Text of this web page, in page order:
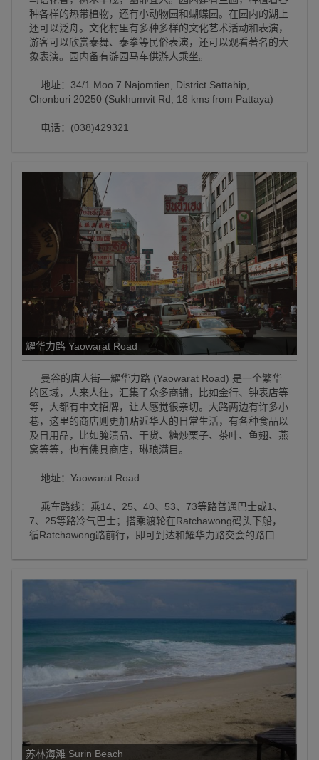
种各样的热带植物，还有小动物园和蝴蝶园。在园内的湖上
还可以泛舟。文化村里有多种多样的文化艺术活动和表演，
游客可以欣赏泰舞、泰拳等民俗表演，还可以观看著名的大
象表演。园内备有游园马车供游人乘坐。
地址：34/1 Moo 7 Najomtien, District Sattahip,
Chonburi 20250 (Sukhumvit Rd, 18 kms from Pattaya)
电话：(038)429321
耀华力路 Yaowarat Road
曼谷的唐人街—耀华力路 (Yaowarat Road) 是一个繁华
的区域，人来人往，汇集了众多商铺，比如金行、钟表店等
等，大都有中文招牌，让人感觉很亲切。大路两边有许多小
巷，这里的商店则更加贴近华人的日常生活，有各种食品以
及日用品，比如腌渍品、干货、糖炒栗子、茶叶、鱼翅、燕
窝等等，也有佛具商店，琳琅满目。
地址：Yaowarat Road
乘车路线：乘14、25、40、53、73等路普通巴士或1、
7、25等路冷气巴士；搭乘渡轮在Ratchawong码头下船，
循Ratchawong路前行，即可到达和耀华力路交会的路口
苏林海滩 Surin Beach